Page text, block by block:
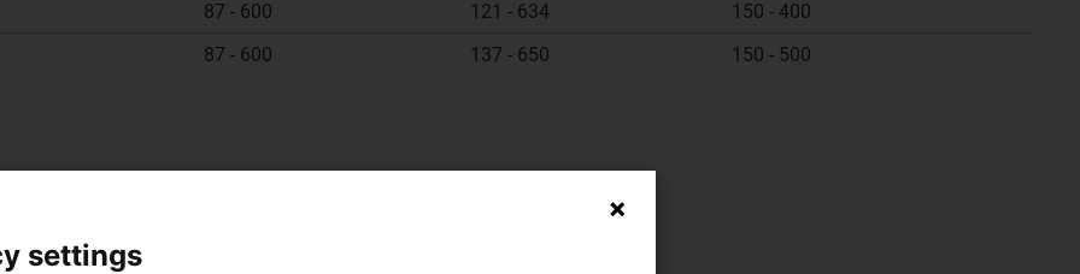
87 - 600 121 - 634
150 - 400
87 - 600 137 - 650 150 - 500
settings